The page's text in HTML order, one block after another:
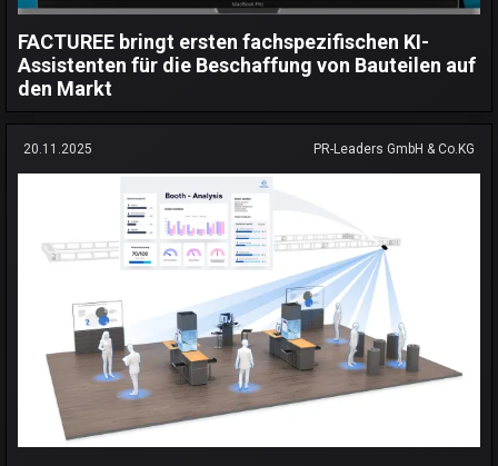
FACTUREE bringt ersten fachspezifischen KI-
Assistenten für die Beschaffung von Bauteilen auf
den Markt
20.11.2025 PR-Leaders GmbH & Co.KG